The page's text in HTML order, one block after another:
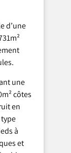
d’une
une
côtes
en
à
et